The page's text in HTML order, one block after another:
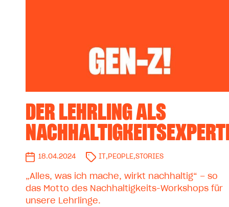
DER LEHRLING ALS
18.04.2024 IT , PEOPLE,STORIES
„Alles, was ich mache, wirkt nachhaltig“ – so
das Motto des Nachhaltigkeits-Workshops für
unsere Lehrlinge.